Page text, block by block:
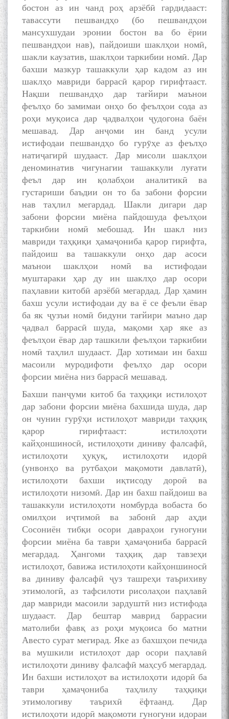
бостон аз ин чанд роҳ арзёбӣ гардидааст:
тавассути пешвандҳо (бо пешвандҳои
мансухшудаи эронии бостон ва бо ёрии
пешвандҳои нав), пайдоиши шаклҳои номӣ,
шакли каузатив, шаклҳои таркибии номӣ. Дар
бахши мазкур ташаккули ҳар кадом аз ин
шаклҳо мавриди баррасӣ қарор гирифтааст.
Нақши пешвандҳо дар тағйири маънои
феълҳо бо замимаи онҳо бо феълҳои сода аз
роҳи муқоиса дар ҷадвалҳои ҷудогона баён
мешавад. Дар анҷоми ин банд усули
истифодаи пешвандҳо бо гурӯҳе аз феълҳо
натиҷагирӣ шудааст. Дар мисоли шаклҳои
деноминатив чигунагии ташаккули луғати
феъл дар ин қолабҳои аналитикӣ ва
густариши баъдии он то ба забони форсии
нав таҳлил мегардад. Шакли дигари дар
забони форсии миёна пайдошуда феълҳои
таркибии номӣ мебошад. Ин шакл низ
мавриди таҳқиқи ҳамаҷониба қарор гирифта,
пайдоиш ва ташаккули онҳо дар асоси
маънои шаклҳои номӣ ва истифодаи
муштараки ҳар ду ин шаклҳо дар осори
паҳлавии китобӣ арзёбӣ мегардад. Дар ҳамин
бахш усули истифодаи ду ва ё се феъли ёвар
ба як ҷузъи номӣ бидуни тағйири маъно дар
ҷадвал баррасӣ шуда, мақоми ҳар яке аз
феълҳои ёвар дар ташкили феълҳои таркибии
номӣ таҳлил шудааст. Дар хотимаи ин бахш
масоили муродифоти феълҳо дар осори
форсии миёна низ баррасӣ мешавад.
Бахши панҷуми китоб ба таҳқиқи истилоҳот
дар забони форсии миёна бахшида шуда, дар
он чунин гурӯҳи истилоҳот мавриди таҳқиқ
қарор гирифтааст: истилоҳоти
кайҳоншиносӣ, истилоҳоти диниву фалсафӣ,
истилоҳоти ҳуқуқ, истилоҳоти идорӣ
(унвонҳо ва рутбаҳои мақомоти давлатӣ),
истилоҳоти бахши иқтисоду дороӣ ва
истилоҳоти низомӣ. Дар ин бахш пайдоиш ва
ташаккули истилоҳоти номбурда вобаста бо
омилҳои иҷтимоӣ ва забонӣ дар аҳди
Сосониён тибқи осори давраҳои гуногуни
форсии миёна ба таври ҳамаҷониба баррасӣ
мегардад. Ҳангоми таҳқиқ дар тавзеҳи
истилоҳот, бавижа истилоҳоти кайҳоншиносӣ
ва диниву фалсафӣ ҷуз ташреҳи таърихиву
этимологӣ, аз тафсилоти рисолаҳои паҳлавӣ
дар мавриди масоили зардуштӣ низ истифода
шудааст. Дар бештар маврид баррасии
матолиби фавқ аз роҳи муқоиса бо матни
Авесто сурат мегирад. Яке аз бахшҳои печида
ва мушкили истилоҳот дар осори паҳлавӣ
истилоҳоти диниву фалсафӣ маҳсуб мегардад.
Ин бахши истилоҳот ва истилоҳоти идорӣ ба
таври ҳамаҷониба таҳлилу таҳқиқи
этимологиву таърихӣ ёфтаанд. Дар
истилоҳоти идорӣ мақомоти гуногуни идораи